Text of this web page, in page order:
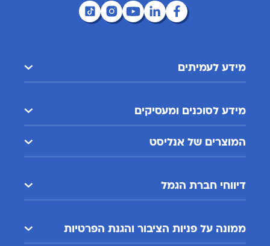
מידע לעמיתים
מידע לסוכנים ומעסיקים
המוצרים של אנליסט
דיווחי חברת הגמל
ממונה על פניות הציבור והגנת הפרטיות